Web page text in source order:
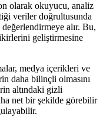
olarak okuyucu, analiz
veriler doğrultusunda
alır. Bu,
geliştirmesine
medya içerikleri ve
daha bilinçli olmasını
altındaki gizli
net bir şekilde görebilir